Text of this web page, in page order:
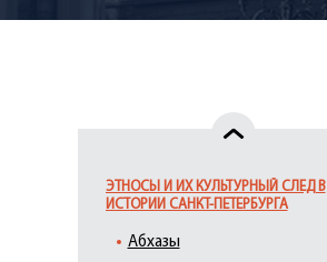
ЭТНОСЫ И ИХ КУЛЬТУРНЫЙ СЛЕД В
ИСТОРИИ САНКТ-ПЕТЕРБУРГА
Абхазы